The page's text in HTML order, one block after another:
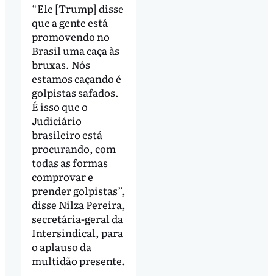
“Ele [Trump] disse
que a gente está
promovendo no
Brasil uma caça às
bruxas. Nós
estamos caçando é
golpistas safados.
É isso que o
Judiciário
brasileiro está
procurando, com
todas as formas
comprovar e
prender golpistas”,
disse Nilza Pereira,
secretária-geral da
Intersindical, para
o aplauso da
multidão presente.